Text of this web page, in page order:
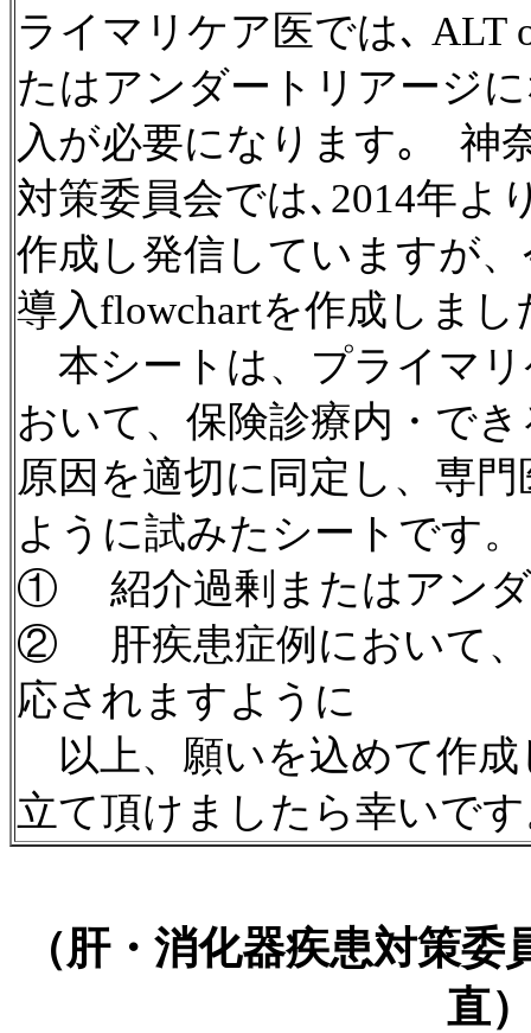
ライマリケア医では､ ALT
たはアンダートリアージ
入が必要になります｡ 神
対策委員会では､2014年よ
作成し発信していますが
導入flowchartを作成しまし
本シートは、プライマリ
おいて、保険診療内・で
原因を適切に同定し、専
ように試みたシートです。
① 紹介過剰またはアンダ
② 肝疾患症例において、
応されますように
以上、願いを込めて作成
立て頂けましたら幸いで
（肝・消化器疾患対
直